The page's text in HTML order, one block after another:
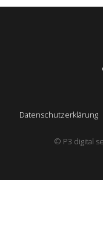
Datenschutzerklärung
© P3 digital